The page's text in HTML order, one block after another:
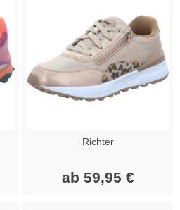
Richter
ab 59,95 €